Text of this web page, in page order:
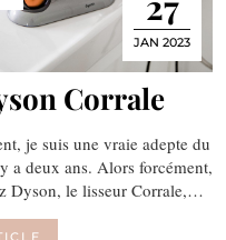
JAN 2023
Corrale
je suis une vraie adepte du
a deux ans. Alors forcément,
Dyson, le lisseur Corrale,…